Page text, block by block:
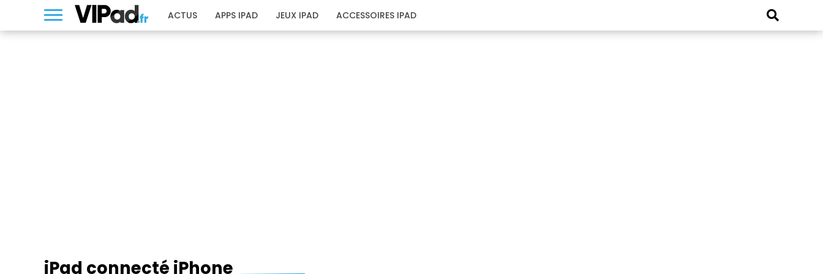
ACTUS APPS IPAD JEUX IPAD ACCESSOIRES IPAD
IPAD CONNECTÉ IPHONE
iPad connecté iPhone